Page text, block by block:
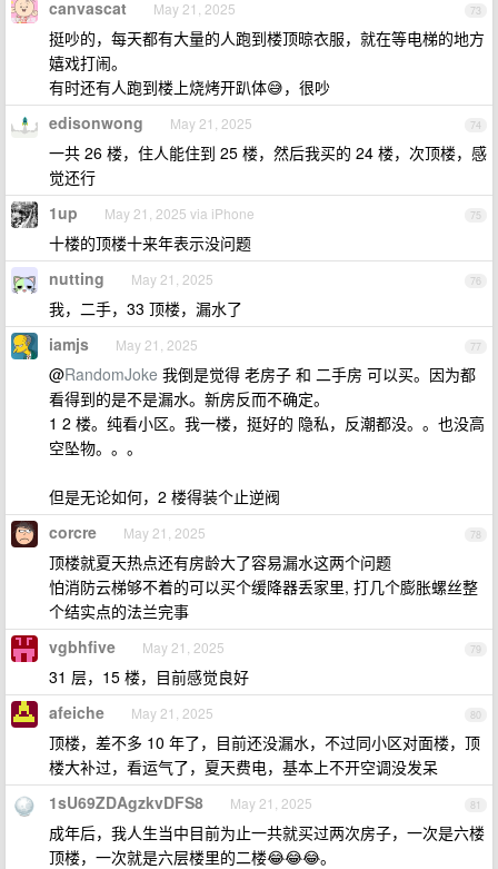
73
canvascat May 21, 2025
挺吵的，每天都有大量的人跑到楼顶晾衣服，就在等电梯的地方
嬉戏打闹。
有时还有人跑到楼上烧烤开趴体😅，很吵
74
edisonwong May 21, 2025
一共 26 楼，住人能住到 25 楼，然后我买的 24 楼，次顶楼，感
觉还行
75
1up May 21, 2025 via iPhone
十楼的顶楼十来年表示没问题
76
nutting May 21, 2025
我，二手，33 顶楼，漏水了
77
iamjs May 21, 2025
@RandomJoke 我倒是觉得 老房子 和 二手房 可以买。因为都
看得到的是不是漏水。新房反而不确定。
1 2 楼。纯看小区。我一楼，挺好的 隐私，反潮都没。。也没高
空坠物。。。
但是无论如何，2 楼得装个止逆阀
78
corcre May 21, 2025
顶楼就夏天热点还有房龄大了容易漏水这两个问题
怕消防云梯够不着的可以买个缓降器丢家里, 打几个膨胀螺丝整
个结实点的法兰完事
79
vgbhfive May 21, 2025
31 层，15 楼，目前感觉良好
80
afeiche May 21, 2025
顶楼，差不多 10 年了，目前还没漏水，不过同小区对面楼，顶
楼大补过，看运气了，夏天费电，基本上不开空调没发呆
81
1sU69ZDAgzkvDFS8 May 21, 2025
成年后，我人生当中目前为止一共就买过两次房子，一次是六楼
顶楼，一次就是六层楼里的二楼😂😂😂。